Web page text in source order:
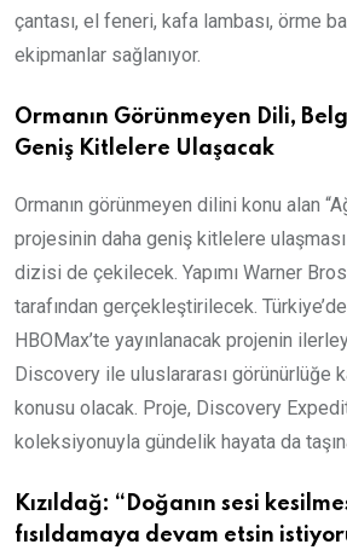
çantası, el feneri, kafa lambası, örme
ekipmanlar sağlanıyor.
Ormanın Görünmeyen Dili,
Geniş Kitlelere Ulaşacak
Ormanın görünmeyen dilini konu alan
projesinin daha geniş kitlelere
dizisi de çekilecek. Yapımı Warner
tarafından gerçekleştirilecek.
HBOMax’te yayınlanacak projenin
Discovery ile uluslararası görünürlüğe
konusu olacak. Proje, Discovery
koleksiyonuyla gündelik hayata da
Kızıldağ: “Doğanın sesi
fısıldamaya devam etsin